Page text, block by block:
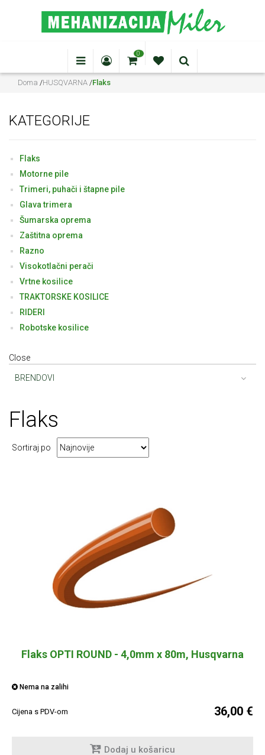
0
Doma /HUSQVARNA /Flaks
KATEGORIJE
Flaks
Motorne pile
Trimeri, puhači i štapne pile
Glava trimera
Šumarska oprema
Zaštitna oprema
Razno
Visokotlačni perači
Vrtne kosilice
TRAKTORSKE KOSILICE
RIDERI
Robotske kosilice
Close
BRENDOVI
Flaks
Sortiraj po
Flaks OPTI ROUND - 4,0mm x 80m, Husqvarna
Nema na zalihi
Cijena s PDV-om 36,00 €
Dodaj u košaricu